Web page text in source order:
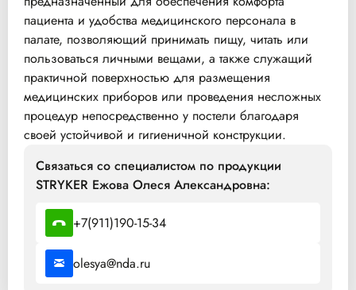
пациента и удобства медицинского персонала в
палате, позволяющий принимать пищу, читать или
пользоваться личными вещами, а также служащий
практичной поверхностью для размещения
медицинских приборов или проведения несложных
процедур непосредственно у постели благодаря
своей устойчивой и гигиеничной конструкции.
Связаться со специалистом по продукции
STRYKER Ежова Олеся Александровна:
+7(911)190-15-34
olesya@nda.ru